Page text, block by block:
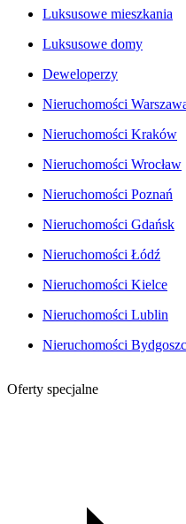
Luksusowe mieszkania
Luksusowe domy
Deweloperzy
Nieruchomości
Nieruchomości Kraków
Nieruchomości Wrocław
Nieruchomości Poznań
Nieruchomości Gdańsk
Nieruchomości Łódź
Nieruchomości Kielce
Nieruchomości Lublin
Nieruchomości
Oferty specjalne